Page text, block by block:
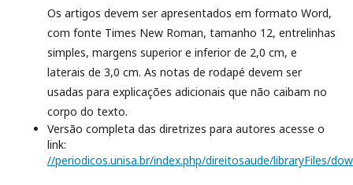
Os artigos devem ser apresentados em formato Word,
com fonte Times New Roman, tamanho 12, entrelinhas
simples, margens superior e inferior de 2,0 cm, e
laterais de 3,0 cm. As notas de rodapé devem ser
usadas para explicações adicionais que não caibam no
corpo do texto.
Versão completa das diretrizes para autores acesse o
link:
//periodicos.unisa.br/index.php/direitosaude/libraryFiles/